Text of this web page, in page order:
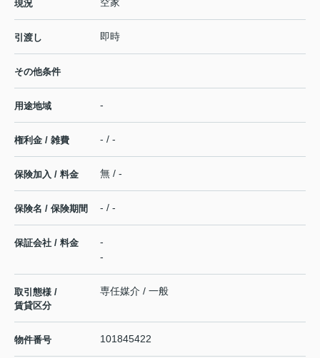
現況
引渡し 即時
その他条件
用途地域 -
権利金 / 雑費 - / -
保険加入 / 料金 無 / -
保険名 / 保険期間 - / -
保証会社 / 料金
-
-
取引態様 /
賃貸区分
専任媒介 / 一般
物件番号 101845422